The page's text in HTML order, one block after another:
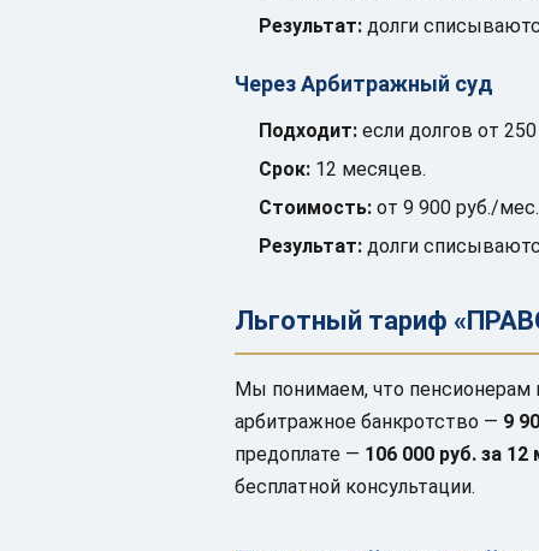
Результат: долги
Через Арбитражный суд
Подходит: если долгов от
Срок: 12 месяцев.
Стоимость: от 9 900 руб./мес.
Результат: долги
Льготный тариф
Мы понимаем, что пенсионерам
арбитражное банкротство — 9
предоплате — 106 000 руб. за 12
бесплатной консультации.